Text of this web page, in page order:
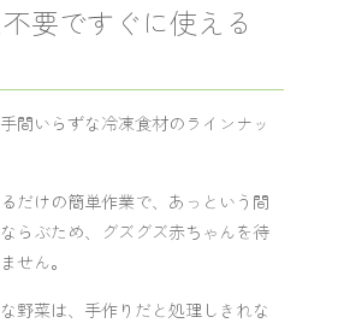
要ですぐに使える
間いらずな冷凍食材のラインナッ
だけの簡単作業で、あっという間
らぶため、グズグズ赤ちゃんを待
せん。
野菜は、手作りだと処理しきれな